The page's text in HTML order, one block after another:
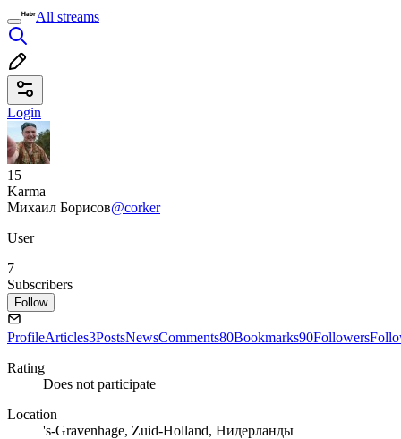
All streams
Login
15
Karma
Михаил Борисов@corker
User
7
Subscribers
Follow
ProfileArticles3PostsNewsComments80Bookmarks90Followers
Rating
Does not participate
Location
's-Gravenhage, Zuid-Holland, Нидерланды